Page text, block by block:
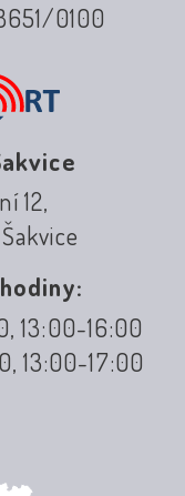
0100
12,
13:00-16:00
13:00-17:00